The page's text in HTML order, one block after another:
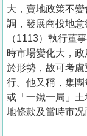
大，賣地政策不
調，發展商投地
（1113）執行董
時市場變化大，
於形勢，故可考
行。他又稱，集
或「一鐵一局」
地條款及當時市况